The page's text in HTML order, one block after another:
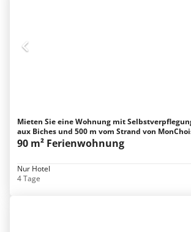
Mieten Sie eine Wohnung mit
aux Biches und 500 m vom Strand von
90 m² Ferienwohnung
Nur Hotel
4 Tage